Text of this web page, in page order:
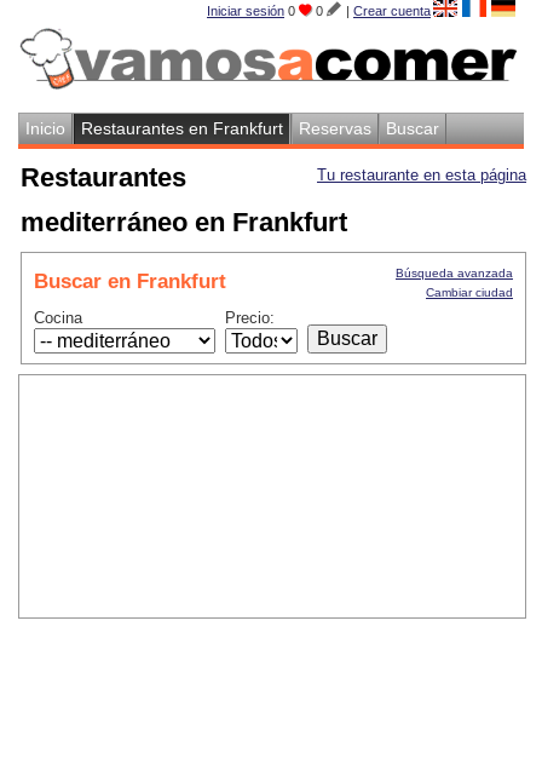
Iniciar sesión 0 0 | Crear cuenta
Inicio Restaurantes en Frankfurt Reservas Buscar
Tu restaurante en esta página
Restaurantes
mediterráneo en Frankfurt
Buscar en Frankfurt
Cocina Precio:
Búsqueda avanzada
Cambiar ciudad